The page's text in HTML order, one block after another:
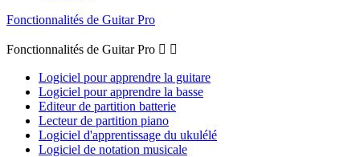
Fonctionnalités de Guitar Pro
Fonctionnalités de Guitar Pro  
Logiciel pour apprendre la guitare
Logiciel pour apprendre la basse
Editeur de partition batterie
Lecteur de partition piano
Logiciel d'apprentissage du ukulélé
Logiciel de notation musicale